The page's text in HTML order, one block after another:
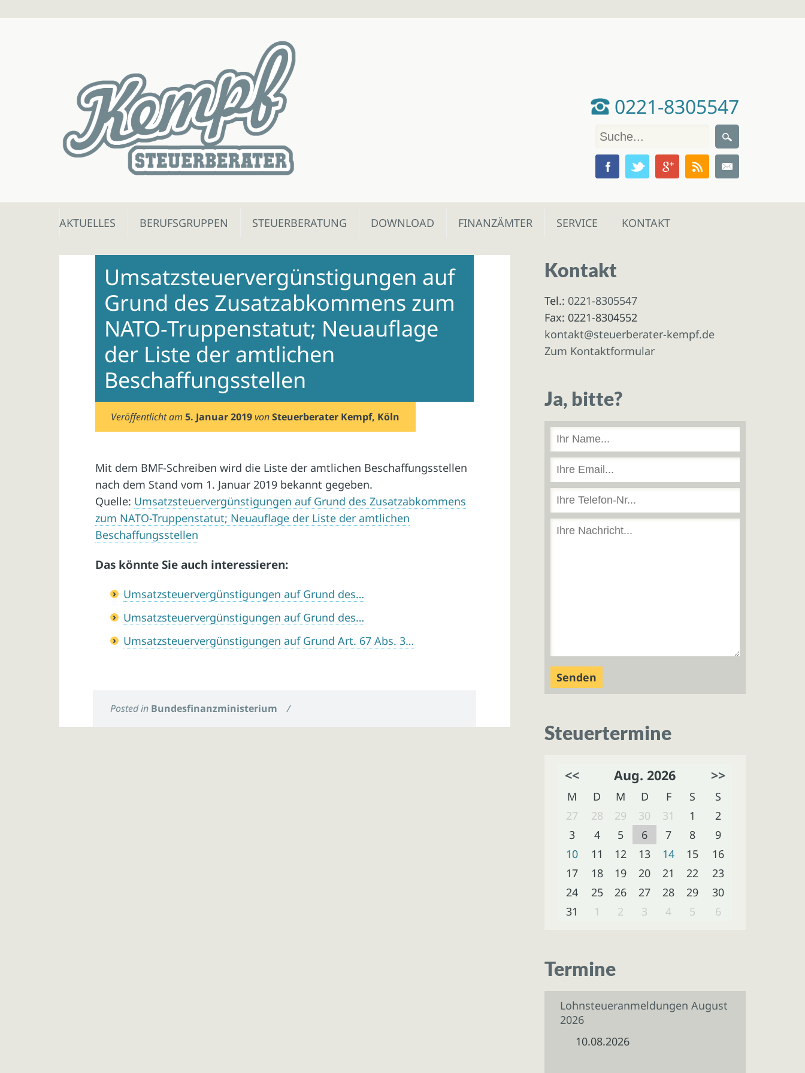
0221-8305547
Skip
AKTUELLES BERUFSGRUPPEN STEUERBERATUNG DOWNLOAD FINANZÄMTER SERVICE KONTAKT
Umsatzsteuervergünstigungen auf
Grund des Zusatzabkommens zum
NATO-Truppenstatut; Neuauflage
der Liste der amtlichen
Beschaffungsstellen
Veröffentlicht am5. Januar 2019 vonSteuerberater Kempf, Köln
Mit dem BMF-Schreiben wird die Liste der amtlichen Beschaffungsstellen
nach dem Stand vom 1. Januar 2019 bekannt gegeben.
Quelle: Umsatzsteuervergünstigungen auf Grund des Zusatzabkommens
zum NATO-Truppenstatut; Neuauflage der Liste der amtlichen
Beschaffungsstellen
Das könnte Sie auch interessieren:
Umsatzsteuervergünstigungen auf Grund des…
Umsatzsteuervergünstigungen auf Grund des…
Umsatzsteuervergünstigungen auf Grund Art. 67 Abs. 3…
Posted in Bundesfinanzministerium /
Kontakt
Tel.: 0221-8305547
Fax: 0221-8304552
kontakt@steuerberater-kempf.de
Zum Kontaktformular
Ja, bitte?
Steuertermine
<< Aug. 2026 >>
M D M D F S
S
27
28 29 30 31 1
2
3
4 5 6 7 8
9
10
11 12 13 14 15
16
17
18 19 20 21 22
23
24
25 26 27 28 29
30
31
1 2 3 4 5 6
Termine
Lohnsteueranmeldungen August
2026
10.08.2026